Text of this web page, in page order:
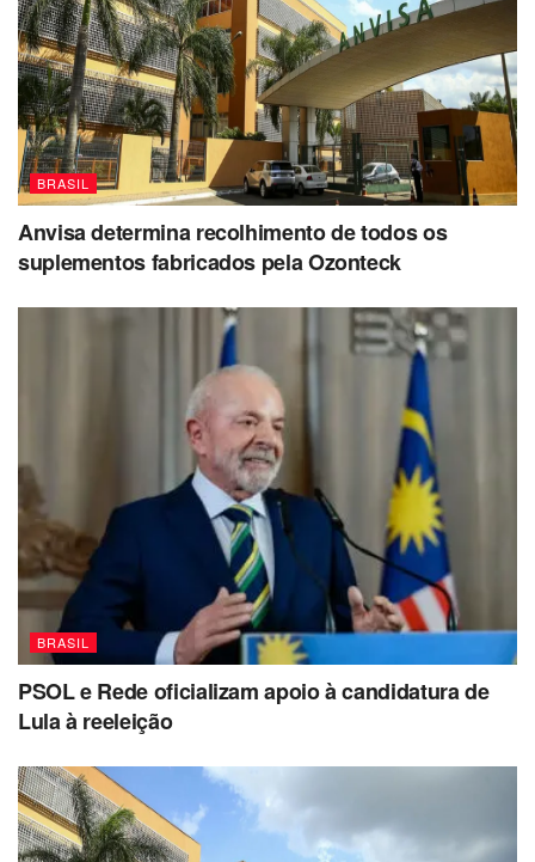
BRASIL
Anvisa determina recolhimento de todos os
suplementos fabricados pela Ozonteck
BRASIL
PSOL e Rede oficializam apoio à candidatura de
Lula à reeleição